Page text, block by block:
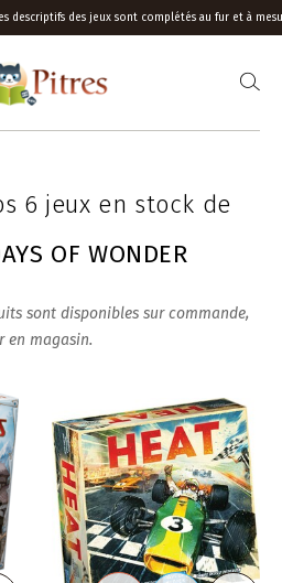
descriptifs des jeux sont complétés au fur et à
6 jeux en stock de
OF WONDER
sont disponibles sur commande,
en magasin.